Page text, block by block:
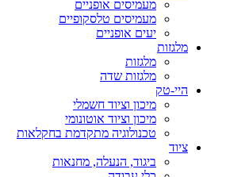
מעמיסים אופניים
מעמיסים טלסקופיים
יעים אופניים
מלגזות
מלגזות
מלגזות שדה
היי-טק
מיכון וציוד חשמלי
מיכון וציוד אוטונומי
טכנולוגיה מתקדמת בחקלאות
ציוד
ביגוד, הנעלה, מחנאות